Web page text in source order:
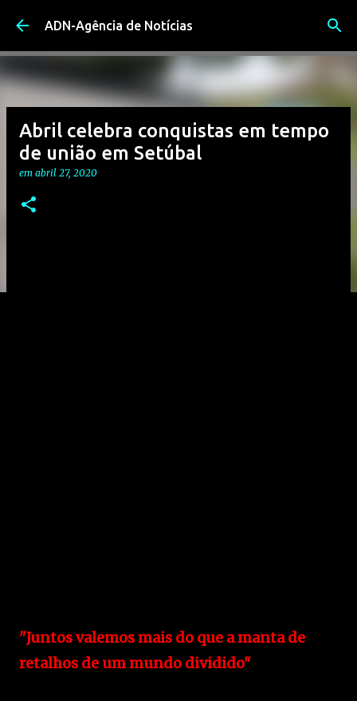
Avançar para o conteúdo principal
ADN-Agência de Notícias
Abril celebra conquistas em tempo
de união em Setúbal
em abril 27, 2020
"Juntos valemos mais do que a manta de
retalhos de um mundo dividido"